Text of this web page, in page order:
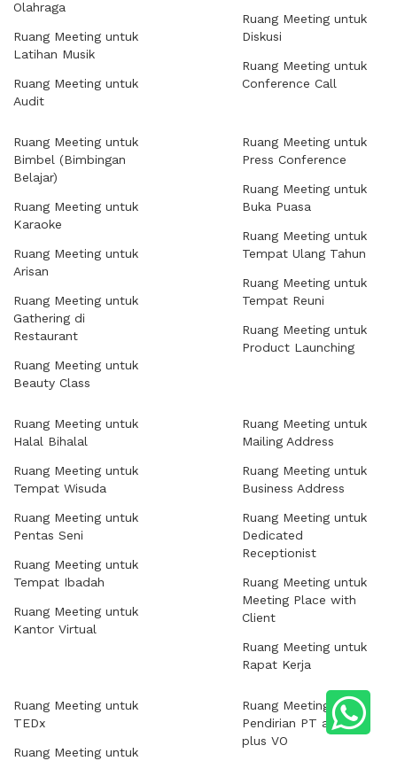
Olahraga
Ruang Meeting untuk
Latihan Musik
Ruang Meeting untuk
Audit
Ruang Meeting untuk
Diskusi
Ruang Meeting untuk
Conference Call
Ruang Meeting untuk
Bimbel (Bimbingan
Belajar)
Ruang Meeting untuk
Karaoke
Ruang Meeting untuk
Arisan
Ruang Meeting untuk
Gathering di
Restaurant
Ruang Meeting untuk
Beauty Class
Ruang Meeting untuk
Press Conference
Ruang Meeting untuk
Buka Puasa
Ruang Meeting untuk
Tempat Ulang Tahun
Ruang Meeting untuk
Tempat Reuni
Ruang Meeting untuk
Product Launching
Ruang Meeting untuk
Halal Bihalal
Ruang Meeting untuk
Tempat Wisuda
Ruang Meeting untuk
Pentas Seni
Ruang Meeting untuk
Tempat Ibadah
Ruang Meeting untuk
Kantor Virtual
Ruang Meeting untuk
Mailing Address
Ruang Meeting untuk
Business Address
Ruang Meeting untuk
Dedicated
Receptionist
Ruang Meeting untuk
Meeting Place with
Client
Ruang Meeting untuk
Rapat Kerja
Ruang Meeting untuk
TEDx
Ruang Meeting untuk
Ruang Meeting untuk
Pendirian PT atau CV
plus VO